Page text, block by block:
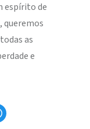
espírito de
queremos
as
e